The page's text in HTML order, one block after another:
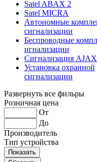
Satel ABAX 2
Satel MICRA
Автономные
сигнализации
Беспроводные
игнализации
Сигнализация AJAX
Установка охранной
сигнализации
Развернуть все фильры
Розничная цена
От
До
Производитель
Тип устройства